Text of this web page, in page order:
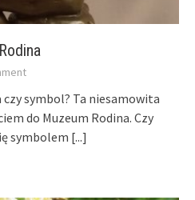
symbol? Ta niesamowita
do Muzeum Rodina. Czy
symbolem [...]